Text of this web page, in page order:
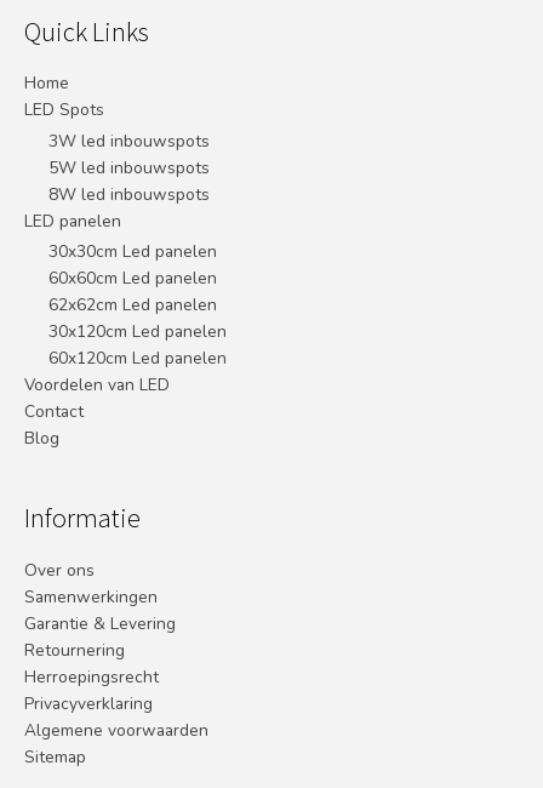
Quick Links
Home
LED Spots
3W led inbouwspots
5W led inbouwspots
8W led inbouwspots
LED panelen
30x30cm Led panelen
60x60cm Led panelen
62x62cm Led panelen
30x120cm Led panelen
60x120cm Led panelen
Voordelen van LED
Contact
Blog
Informatie
Over ons
Samenwerkingen
Garantie & Levering
Retournering
Herroepingsrecht
Privacyverklaring
Algemene voorwaarden
Sitemap